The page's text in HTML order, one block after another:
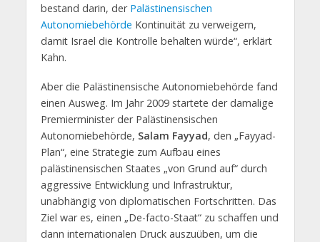
bestand darin, der Palästinensischen
Autonomiebehörde Kontinuität zu verweigern,
damit Israel die Kontrolle behalten würde“, erklärt
Kahn.
Aber die Palästinensische Autonomiebehörde fand
einen Ausweg. Im Jahr 2009 startete der damalige
Premierminister der Palästinensischen
Autonomiebehörde, Salam Fayyad, den „Fayyad-
Plan“, eine Strategie zum Aufbau eines
palästinensischen Staates „von Grund auf“ durch
aggressive Entwicklung und Infrastruktur,
unabhängig von diplomatischen Fortschritten. Das
Ziel war es, einen „De-facto-Staat“ zu schaffen und
dann internationalen Druck auszuüben, um die